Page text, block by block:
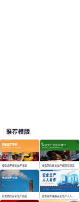
推荐模版
橙色扁平安全生产培训 绿色简约安全生产规范化项目
红色简约安全生产总结